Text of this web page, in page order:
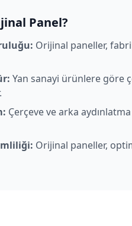
Panel?
Orijinal paneller,
Yan sanayi ürünlere göre
Çerçeve ve arka
Orijinal paneller,